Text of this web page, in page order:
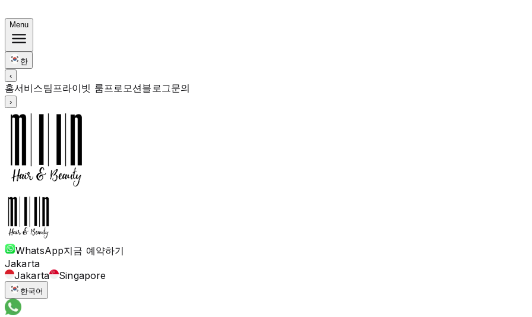
Menu
한
‹
홈서비스팀프라이빗 룸프로모션블로그문의
›
WhatsApp지금 예약하기
Jakarta
Jakarta
Singapore
한국어